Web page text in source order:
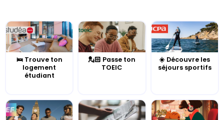
🛌 Trouve ton
logement
étudiant
💂🏻 Passe ton
TOEIC
☀️ Découvre les
séjours sportifs